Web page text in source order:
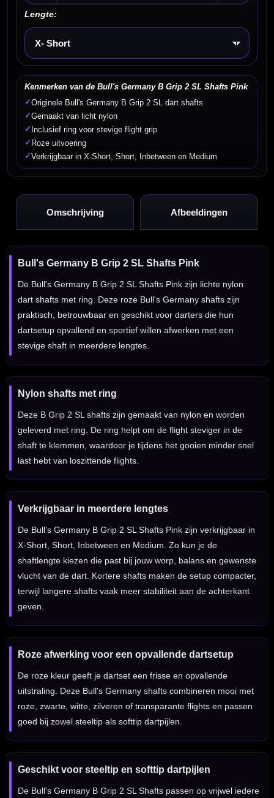
Lengte:
Kies een optie
Kenmerken van de Bull's Germany B Grip 2 SL Shafts Pink
✓Originele Bull's Germany B Grip 2 SL dart shafts
✓Gemaakt van licht nylon
✓ Inclusief ring voor stevige flight grip
✓ Roze uitvoering
✓Verkrijgbaar in X-Short, Short, Inbetween en Medium
Omschrijving Afbeeldingen
Bull's Germany B Grip 2 SL Shafts Pink
De Bull's Germany B Grip 2 SL Shafts Pink zijn lichte nylon
dart shafts met ring. Deze roze Bull's Germany shafts zijn
praktisch, betrouwbaar en geschikt voor darters die hun
dartsetup opvallend en sportief willen afwerken met een
stevige shaft in meerdere lengtes.
Nylon shafts met ring
Deze B Grip 2 SL shafts zijn gemaakt van nylon en worden
geleverd met ring. De ring helpt om de flight steviger in de
shaft te klemmen, waardoor je tijdens het gooien minder snel
last hebt van loszittende flights.
Verkrijgbaar in meerdere lengtes
De Bull's Germany B Grip 2 SL Shafts Pink zijn verkrijgbaar in
X-Short, Short, Inbetween en Medium. Zo kun je de
shaftlengte kiezen die past bij jouw worp, balans en gewenste
vlucht van de dart. Kortere shafts maken de setup compacter,
terwijl langere shafts vaak meer stabiliteit aan de achterkant
geven.
Roze afwerking voor een opvallende dartsetup
De roze kleur geeft je dartset een frisse en opvallende
uitstraling. Deze Bull's Germany shafts combineren mooi met
roze, zwarte, witte, zilveren of transparante flights en passen
goed bij zowel steeltip als softtip dartpijlen.
Geschikt voor steeltip en softtip dartpijlen
De Bull's Germany B Grip 2 SL Shafts passen op vrijwel iedere